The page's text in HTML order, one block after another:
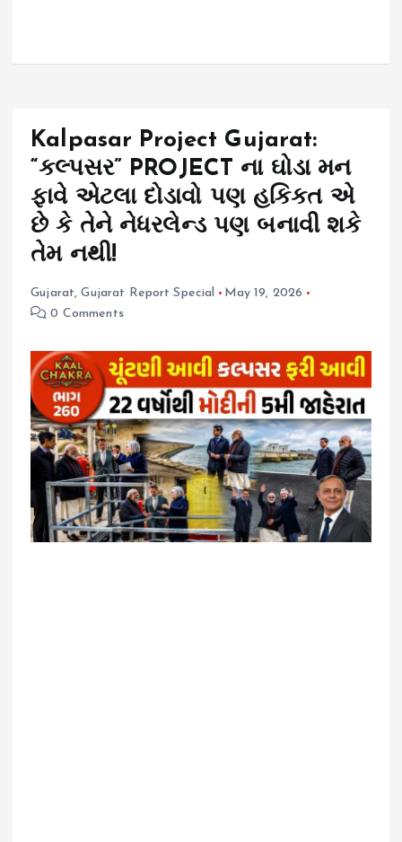
Kalpasar Project Gujarat:
“કલ્પસર” PROJECT ના ઘોડા મન
ફાવે એટલા દોડાવો પણ હકિકત એ
છે કે તેને નેધરલેન્ડ પણ બનાવી શકે
તેમ નથી!
Gujarat,Gujarat Report Special
May 19, 2026
0 Comments